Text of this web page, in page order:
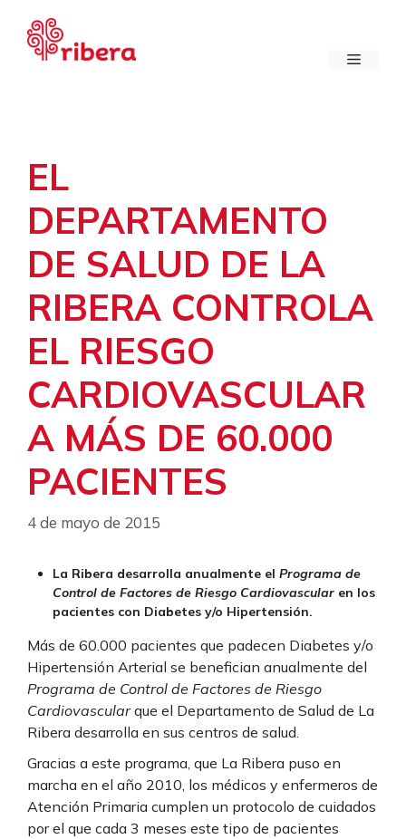
contenido
Menú
EL
DEPARTAMENTO
DE SALUD DE LA
RIBERA CONTROLA
EL RIESGO
CARDIOVASCULAR
A MÁS DE 60.000
PACIENTES
4 de mayo de 2015
La Ribera desarrolla anualmente el Programa de
Control de Factores de Riesgo Cardiovascular en los
pacientes con Diabetes y/o Hipertensión.
Más de 60.000 pacientes que padecen Diabetes y/o
Hipertensión Arterial se benefician anualmente del
Programa de Control de Factores de Riesgo
Cardiovascularque el Departamento de Salud de La
Ribera desarrolla en sus centros de salud.
Gracias a este programa, que La Ribera puso en
marcha en el año 2010, los médicos y enfermeros de
Atención Primaria cumplen un protocolo de cuidados
por el que cada 3 meses este tipo de pacientes